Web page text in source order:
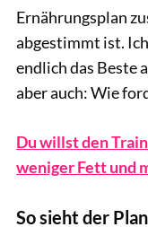
Ernährungsplan
abgestimmt ist.
endlich das Beste
aber auch: Wie
Du willst den
weniger Fett und
So sieht der